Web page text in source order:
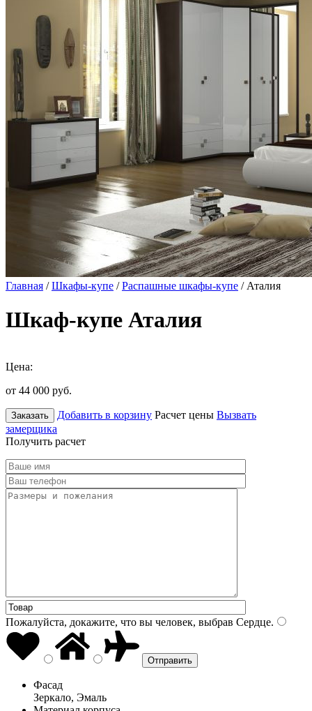
Главная /Шкафы-купе /Распашные шкафы-купе / Аталия
Шкаф-купе Аталия
Цена:
от 44 000 руб.
Заказать Добавить в корзину Расчет цены Вызвать
замерщика
Получить расчет
Пожалуйста, докажите, что вы человек, выбрав Сердце.
Фасад
Зеркало, Эмаль